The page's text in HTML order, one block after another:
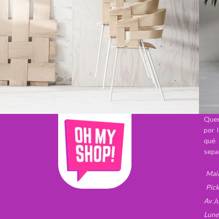
Accessories
Imperdiet mauris a nontin
por
qué
Av